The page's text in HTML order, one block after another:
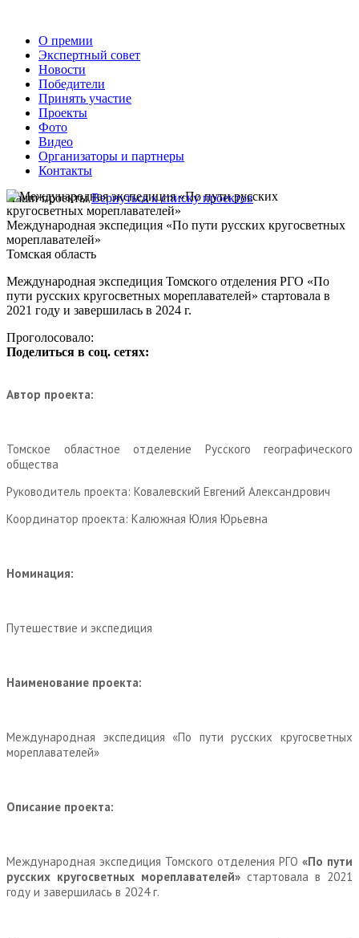
О премии
Экспертный совет
Новости
Победители
Принять участие
Проекты
Фото
Видео
Организаторы и партнеры
Контакты
Наши проектыВернуться к списку проектов
Международная экспедиция «По пути русских кругосветных
мореплавателей»
Томская область
Международная экспедиция Томского отделения РГО «По
пути русских кругосветных мореплавателей» стартовала в
2021 году и завершилась в 2024 г.
Проголосовало:
Поделиться в соц. сетях:
Автор проекта:
Томское областное отделение Русского географического
общества
Руководитель проекта: Ковалевский Евгений Александрович
Координатор проекта: Калюжная Юлия Юрьевна
Номинация:
Путешествие и экспедиция
Наименование проекта:
Международная экспедиция «По пути русских кругосветных
мореплавателей»
Описание проекта:
Международная экспедиция Томского отделения РГО «По пути
русских кругосветных мореплавателей» стартовала в 2021
году и завершилась в 2024 г.